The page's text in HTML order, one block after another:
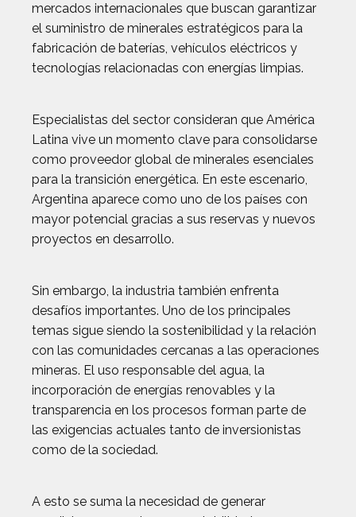
mercados internacionales que buscan garantizar
el suministro de minerales estratégicos para la
fabricación de baterías, vehículos eléctricos y
tecnologías relacionadas con energías limpias.
Especialistas del sector consideran que América
Latina vive un momento clave para consolidarse
como proveedor global de minerales esenciales
para la transición energética. En este escenario,
Argentina aparece como uno de los países con
mayor potencial gracias a sus reservas y nuevos
proyectos en desarrollo.
Sin embargo, la industria también enfrenta
desafíos importantes. Uno de los principales
temas sigue siendo la sostenibilidad y la relación
con las comunidades cercanas a las operaciones
mineras. El uso responsable del agua, la
incorporación de energías renovables y la
transparencia en los procesos forman parte de
las exigencias actuales tanto de inversionistas
como de la sociedad.
A esto se suma la necesidad de generar